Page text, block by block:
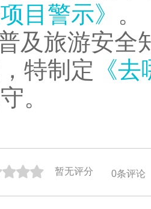
目警示》 。
及旅游安全
特制定 《
。
暂无评分 0条评论